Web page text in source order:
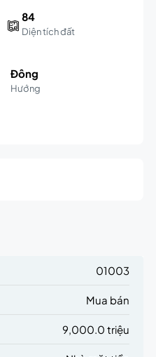
84
Diện tích đất
Đông
Hướng
01003
Mua bán
9,000.0 triệu